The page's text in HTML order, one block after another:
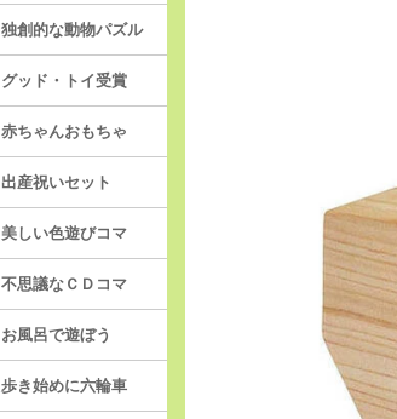
独創的な動物パズル
グッド・トイ受賞
赤ちゃんおもちゃ
出産祝いセット
美しい色遊びコマ
不思議なＣＤコマ
お風呂で遊ぼう
歩き始めに六輪車